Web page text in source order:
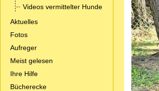
Videos vermittelter Hunde
Aktuelles
Fotos
Aufreger
Meist gelesen
Ihre Hilfe
Bücherecke